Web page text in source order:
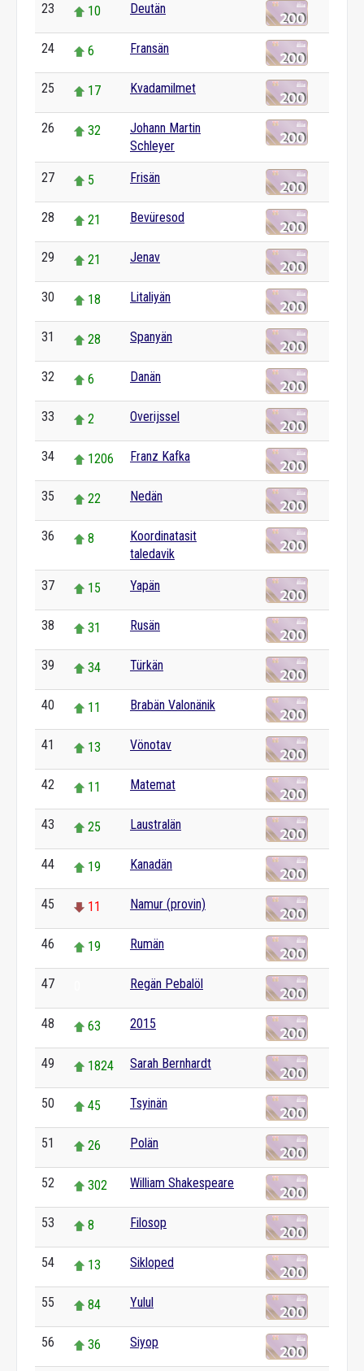
23 10 Deutän
24 6 Fransän
25 17 Kvadamilmet
26 32
Johann Martin
Schleyer
27 5 Frisän
28 21 Bevüresod
29 21 Jenav
30 18 Litaliyän
31 28 Spanyän
32 6 Danän
33 2 Overijssel
34 1206 Franz Kafka
35 22 Nedän
36 8
Koordinatasit
taledavik
37 15 Yapän
38 31 Rusän
39 34 Türkän
40 11 Brabän Valonänik
41 13 Vönotav
42 11 Matemat
43 25 Laustralän
44 19 Kanadän
45 11 Namur (provin)
46 19 Rumän
47 Regän Pebalöl
48 63 2015
49 1824 Sarah Bernhardt
50 45 Tsyinän
51 26 Polän
52 302 William Shakespeare
53 8 Filosop
54 13 Sikloped
55 84 Yulul
56 36 Siyop